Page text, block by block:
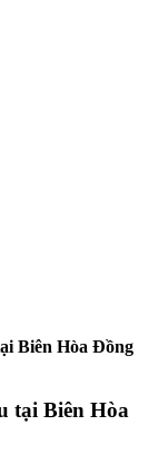
Biên Hòa Đồng
tại Biên Hòa